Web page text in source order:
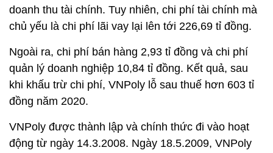
doanh thu tài chính. Tuy nhiên, chi phí tài chính mà
chủ yếu là chi phí lãi vay lại lên tới 226,69 tỉ đồng.
Ngoài ra, chi phí bán hàng 2,93 tỉ đồng và chi phí
quản lý doanh nghiệp 10,84 tỉ đồng. Kết quả, sau
khi khấu trừ chi phí, VNPoly lỗ sau thuế hơn 603 tỉ
đồng năm 2020.
VNPoly được thành lập và chính thức đi vào hoạt
động từ ngày 14.3.2008. Ngày 18.5.2009, VNPoly